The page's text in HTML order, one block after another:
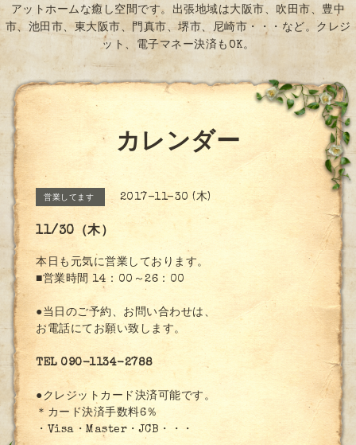
アットホームな癒し空間です。出張地域は大阪市、吹田市、豊中
市、池田市、東大阪市、門真市、堺市、尼崎市・・・など。クレジ
ット、電子マネー決済もOK。
カレンダー
営業してます 2017-11-30 (木)
11/30（木）
本日も元気に営業しております。
■営業時間 14：00～26：00
●当日のご予約、お問い合わせは、
お電話にてお願い致します。
TEL 090-1134-2788
●クレジットカード決済可能です。
＊カード決済手数料6％
・Visa・Master・JCB・・・